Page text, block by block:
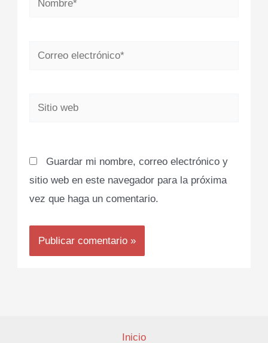
Correo
Sitio
Guardar mi nombre, correo electrónico y
sitio web en este navegador para la próxima
vez que haga un comentario.
Inicio